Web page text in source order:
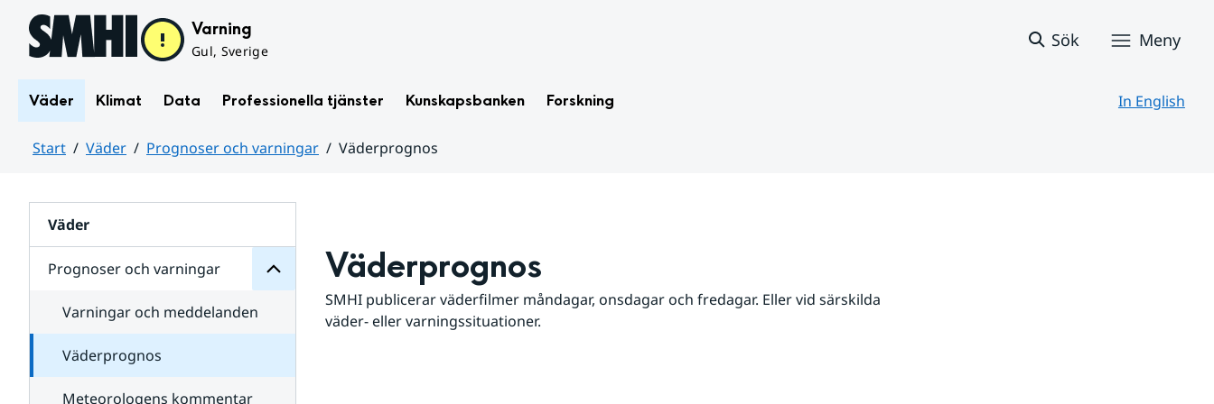
Hoppa till sidans innehåll Varning
Gul, Sverige
Sök Meny
Väder Klimat Data Professionella tjänster Kunskapsbanken Forskning In English
Start Väder Prognoser och varningar
Väderprognos
Väder
Prognoser och varningar
för
varningar
Varningar och meddelanden
Väderprognos
Meteorologens kommentar
Väderprognos
SMHI publicerar väderfilmer måndagar, onsdagar och fredagar. Eller vid särskilda
väder- eller varningssituationer.